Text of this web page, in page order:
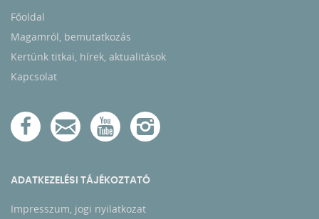
Főoldal
Magamról, bemutatkozás
Kertünk titkai, hírek, aktualitások
Kapcsolat
ADATKEZELÉSI TÁJÉKOZTATÓ
Impresszum, jogi nyilatkozat